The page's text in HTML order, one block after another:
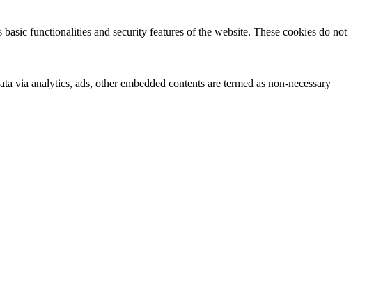
functionalities and security features of the website. These cookies do not
via analytics, ads, other embedded contents are termed as non-necessary